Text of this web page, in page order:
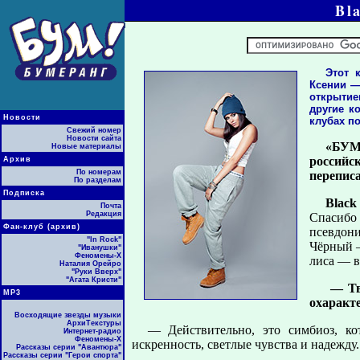
Новости
Свежий номер
Новости сайта
Новые материалы
Архив
По номерам
По разделам
Подписка
Почта
Редакция
Фан-клуб (архив)
"In Rock"
"Иванушки"
Феномены-Х
Наталия Орейро
"Руки Вверх"
"Агата Кристи"
МР3
Восходящие звезды музыки
АрхиТекстуры
Интернет-радио
Феномены-Х
Рассказы серии "Авантюра"
Рассказы серии "Герои спорта"
Этот
Ксении
другие
клубах
Чёрный
лиса —
—
— Действительно, это симбиоз,
искренность, светлые чувства и